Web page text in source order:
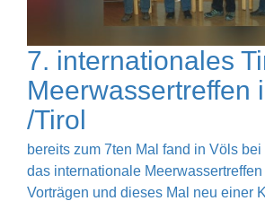
7. internationales
Meerwassertreffen
/Tirol
bereits zum 7ten Mal fand in Völs bei
das internationale
Vorträgen und dieses Mal neu einer